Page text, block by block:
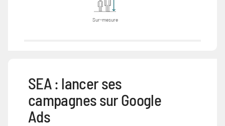
Sur-mesure
SEA : lancer ses
campagnes sur Google
Ads